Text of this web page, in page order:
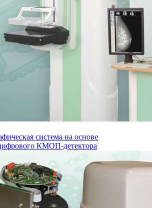
система на основе
КМОП-детектора